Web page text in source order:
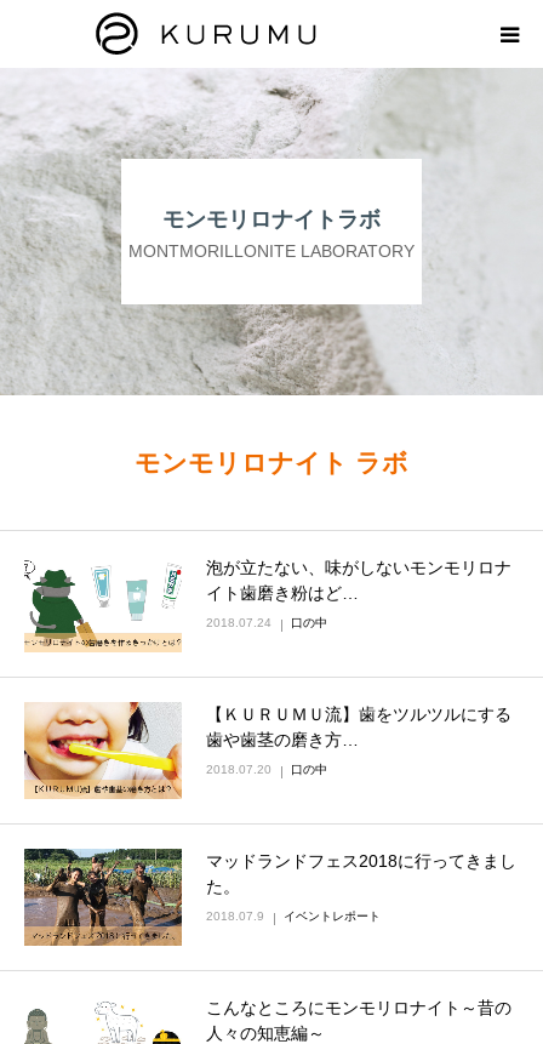
モンモリロナイトラボ
MONTMORILLONITE LABORATORY
モンモリロナイト ラボ
泡が立たない、味がしないモンモリロナ
イト歯磨き粉はど…
2018.07.24 口の中
【ＫＵＲＵＭＵ流】歯をツルツルにする
歯や歯茎の磨き方…
2018.07.20 口の中
マッドランドフェス2018に行ってきまし
た。
2018.07.9 イベントレポート
こんなところにモンモリロナイト～昔の
人々の知恵編～
HOME
ABOUT
プロダクト
モンモリロナイトラボ
お知らせ